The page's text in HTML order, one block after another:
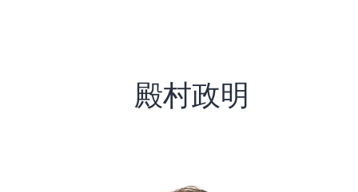
殿村政明